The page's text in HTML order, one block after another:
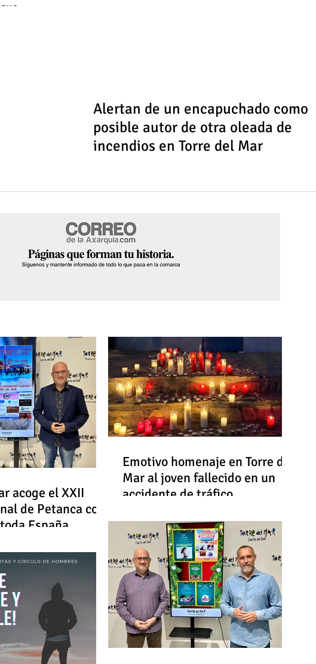
Alertan de un encapuchado como
posible autor de otra oleada de
incendios en Torre del Mar
acoge el XXII
de Petanca con
España
Emotivo homenaje en Torre del
Mar al joven fallecido en un
accidente de tráfico